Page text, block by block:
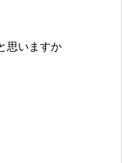
思いますか